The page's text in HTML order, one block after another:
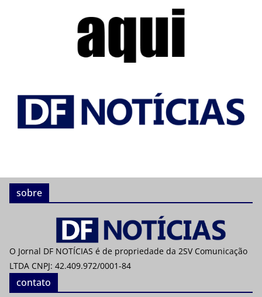
sobre
O Jornal DF NOTÍCIAS é de propriedade da 2SV Comunicação
LTDA CNPJ: 42.409.972/0001-84
contato